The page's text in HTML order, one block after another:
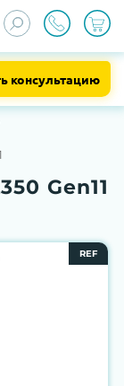
консультацию
Gen11
REF